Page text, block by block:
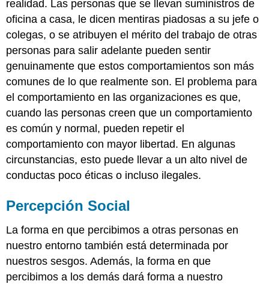
realidad. Las personas que se llevan suministros de
oficina a casa, le dicen mentiras piadosas a su jefe o
colegas, o se atribuyen el mérito del trabajo de otras
personas para salir adelante pueden sentir
genuinamente que estos comportamientos son más
comunes de lo que realmente son. El problema para
el comportamiento en las organizaciones es que,
cuando las personas creen que un comportamiento
es común y normal, pueden repetir el
comportamiento con mayor libertad. En algunas
circunstancias, esto puede llevar a un alto nivel de
conductas poco éticas o incluso ilegales.
Percepción Social
La forma en que percibimos a otras personas en
nuestro entorno también está determinada por
nuestros sesgos. Además, la forma en que
percibimos a los demás dará forma a nuestro